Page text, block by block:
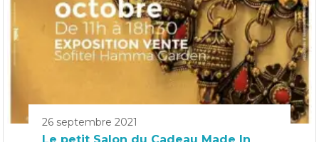
26 septembre 2021